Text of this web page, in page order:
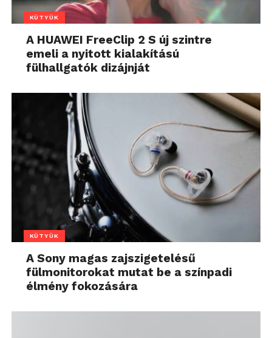
A HUAWEI FreeClip 2 S új szintre
emeli a nyitott kialakítású
fülhallgatók dizájnját
A Sony magas zajszigetelésű
fülmonitorokat mutat be a színpadi
élmény fokozására